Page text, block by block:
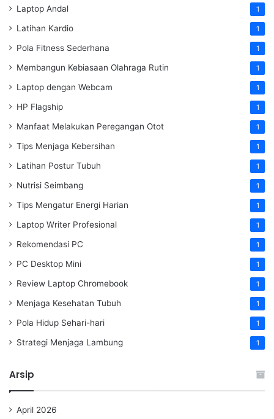
Laptop Andal 1
Latihan Kardio 1
Pola Fitness Sederhana 1
Membangun Kebiasaan Olahraga Rutin 1
Laptop dengan Webcam 1
HP Flagship 1
Manfaat Melakukan Peregangan Otot 1
Tips Menjaga Kebersihan 1
Latihan Postur Tubuh 1
Nutrisi Seimbang 1
Tips Mengatur Energi Harian 1
Laptop Writer Profesional 1
Rekomendasi PC 1
PC Desktop Mini 1
Review Laptop Chromebook 1
Menjaga Kesehatan Tubuh 1
Pola Hidup Sehari-hari 1
Strategi Menjaga Lambung 1
Arsip
April 2026